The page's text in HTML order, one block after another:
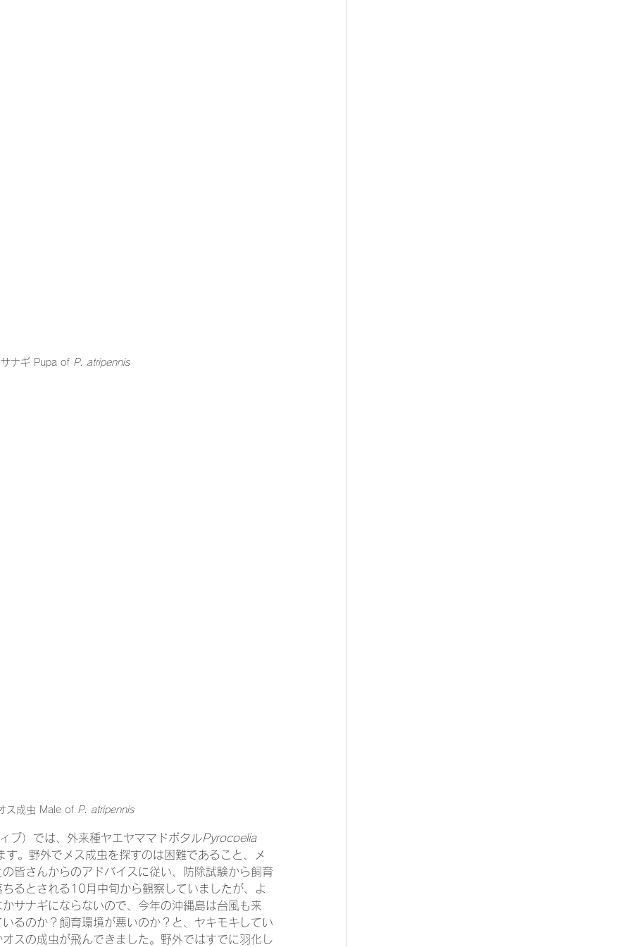
ナギ Pupa of P. atripennis
ス成虫 Male of P. atripennis
ブ）では、外来種ヤエヤママドボタルPyrocoelia
。野外でメス成虫を探すのは困難であること、メ
皆さんからのアドバイスに従い、防除試験から飼育
るとされる10月中旬から観察していましたが、よ
サナギにならないので、今年の沖縄島は台風も来
るのか？飼育環境が悪いのか？と、ヤキモキしてい
スの成虫が飛んできました。野外ではすでに羽化し